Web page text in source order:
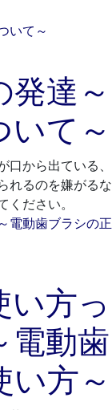
達～
て～
から出ている、
れるのを嫌がるな
ださい。
い方っ
電動歯
い方～